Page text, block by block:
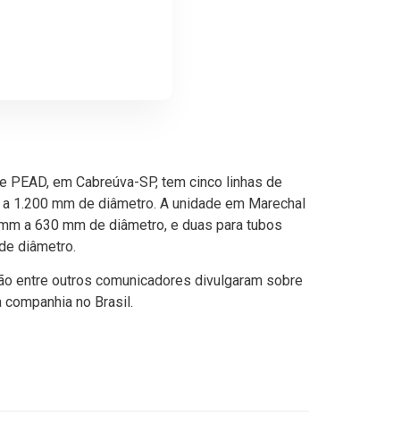
em Cabreúva-SP, tem cinco linhas de
1.200 mm de diâmetro. A unidade em Marechal
a 630 mm de diâmetro, e duas para tubos
diâmetro.
entre outros comunicadores divulgaram sobre
no Brasil.